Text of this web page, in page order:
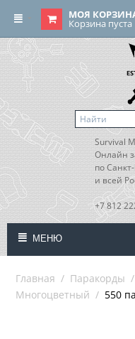
МОЯ
Корзина пуста
Survival
Онлайн
по
и всей
+7 812
МЕНЮ
Главная / Паракорды /
Многоцветный / 550